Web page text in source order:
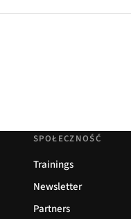
SPOŁECZNOŚĆ
Trainings
Newsletter
Partners